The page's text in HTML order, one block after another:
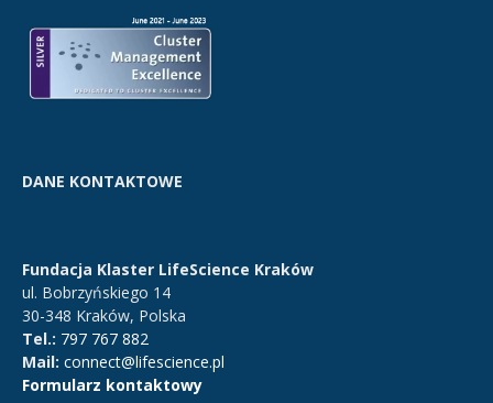
DANE KONTAKTOWE
Fundacja Klaster LifeScience Kraków
ul. Bobrzyńskiego 14
30-348 Kraków, Polska
Tel.: 797 767 882
Mail: connect@lifescience.pl
Formularz kontaktowy